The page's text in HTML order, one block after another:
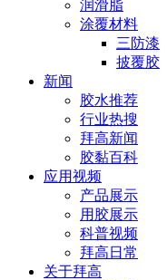
润滑脂
涂覆材料
三防漆
披覆胶
新闻
胶水推荐
行业热搜
拜高新闻
胶黏百科
应用视频
产品展示
用胶展示
科普视频
拜高日常
关于拜高